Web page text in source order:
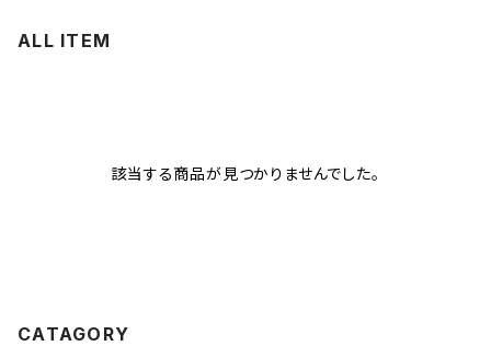
ALL ITEM
該当する商品が見つかりませんでした。
CATAGORY